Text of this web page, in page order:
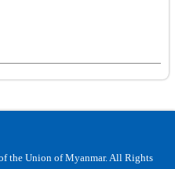
the Union of Myanmar. All Rights